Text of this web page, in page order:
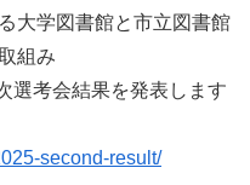
大学図書館と市立図書館
組み
選考会結果を発表します
second-result/